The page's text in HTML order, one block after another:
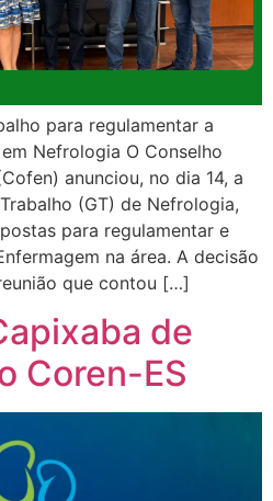
para regulamentar a
Nefrologia O Conselho
anunciou, no dia 14, a
(GT) de Nefrologia,
para regulamentar e
na área. A decisão
que contou […]
de
Coren-ES